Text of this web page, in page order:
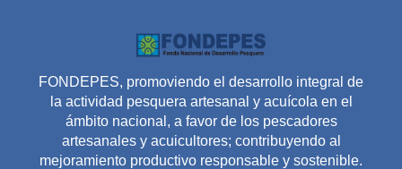
FONDEPES, promoviendo el desarrollo integral de
la actividad pesquera artesanal y acuícola en el
ámbito nacional, a favor de los pescadores
artesanales y acuicultores; contribuyendo al
mejoramiento productivo responsable y sostenible.